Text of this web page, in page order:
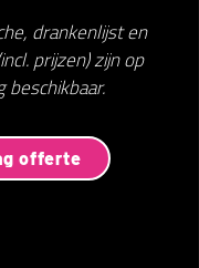
drankenlijst en
prijzen) zijn op
beschikbaar.
offerte